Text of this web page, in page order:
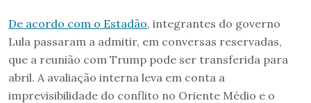
De acordo com o Estadão, integrantes do governo
Lula passaram a admitir, em conversas reservadas,
que a reunião com Trump pode ser transferida para
abril. A avaliação interna leva em conta a
imprevisibilidade do conflito no Oriente Médio e o